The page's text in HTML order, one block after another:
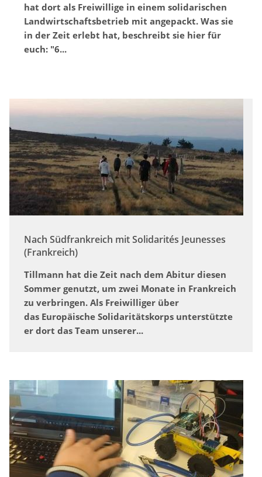
hat dort als Freiwillige in einem solidarischen
Landwirtschaftsbetrieb mit angepackt. Was sie
in der Zeit erlebt hat, beschreibt sie hier für
euch: "6...
Nach Südfrankreich mit Solidarités Jeunesses
(Frankreich)
Tillmann hat die Zeit nach dem Abitur diesen
Sommer genutzt, um zwei Monate in Frankreich
zu verbringen. Als Freiwilliger über
das Europäische Solidaritätskorps unterstützte
er dort das Team unserer...